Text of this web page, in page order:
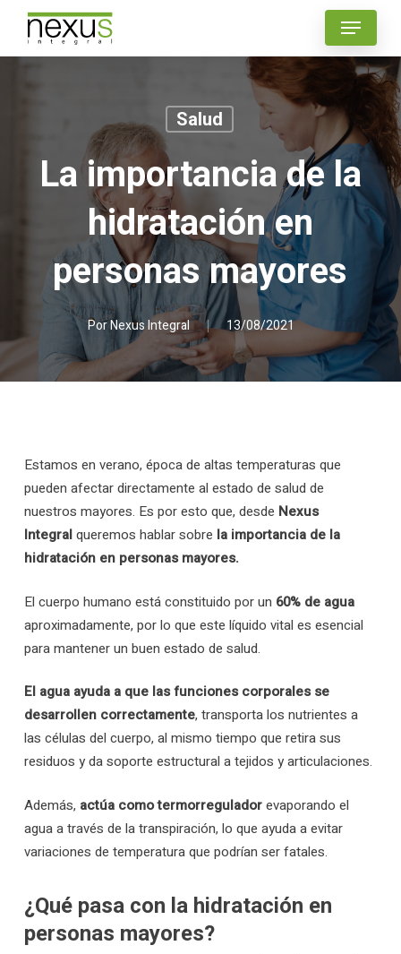
main
content
Menu
Salud
La importancia de la
hidratación en
personas mayores
PorNexus Integral 13/08/2021
Estamos en verano, época de altas temperaturas que
pueden afectar directamente al estado de salud de
nuestros mayores. Es por esto que, desde Nexus
Integralqueremos hablar sobre la importancia de la
hidratación en personas mayores.
El cuerpo humano está constituido por un 60% de agua
aproximadamente, por lo que este líquido vital es esencial
para mantener un buen estado de salud.
El agua ayuda a que las funciones corporales se
desarrollen correctamente, transporta los nutrientes a
las células del cuerpo, al mismo tiempo que retira sus
residuos y da soporte estructural a tejidos y articulaciones.
Además, actúa como termorreguladorevaporando el
agua a través de la transpiración, lo que ayuda a evitar
variaciones de temperatura que podrían ser fatales.
¿Qué pasa con la hidratación en
personas mayores?